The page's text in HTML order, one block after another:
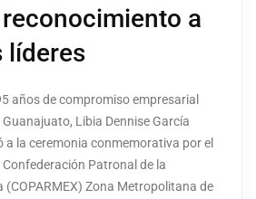
a
líderes
años de compromiso empresarial
Libia Dennise García
a la ceremonia conmemorativa por el
Patronal de la
(COPARMEX) Zona Metropolitana de